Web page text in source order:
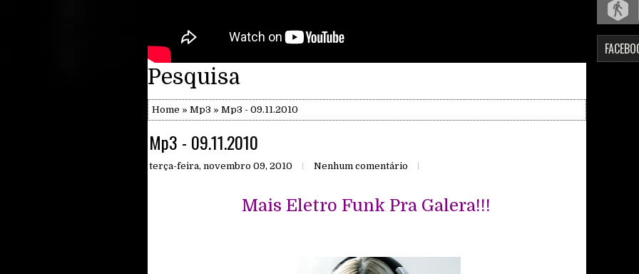
Pesquisa
Home » Mp3 » Mp3 - 09.11.2010
Mp3 - 09.11.2010
terça-feira, novembro 09, 2010 Nenhum comentário
Mais Eletro Funk Pra Galera!!!